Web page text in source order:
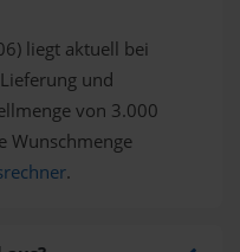
liegt aktuell bei
und
von 3.000
Wunschmenge
.